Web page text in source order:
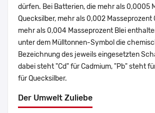
dürfen. Bei Batterien, die mehr als 0,0005
Quecksilber, mehr als 0,002 Masseprozent
mehr als 0,004 Masseprozent Blei
unter dem Mülltonnen-Symbol die
Bezeichnung des jeweils eingesetzten
dabei steht "Cd" für Cadmium, "Pb" steht
für Quecksilber.
Der Umwelt Zuliebe